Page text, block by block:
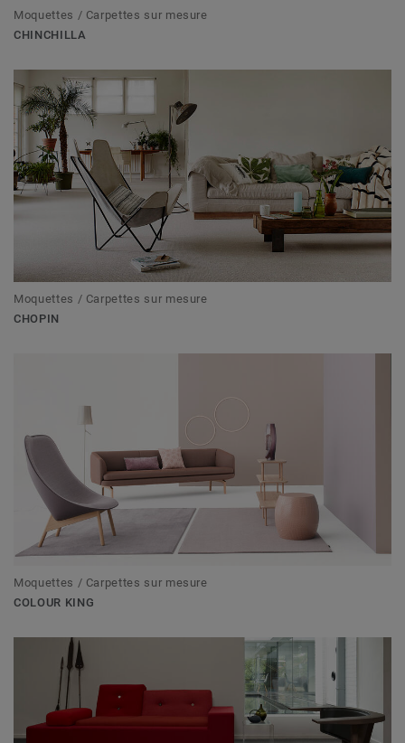
Moquettes / Carpettes sur mesure
CHINCHILLA
Moquettes / Carpettes sur mesure
CHOPIN
Moquettes / Carpettes sur mesure
COLOUR KING